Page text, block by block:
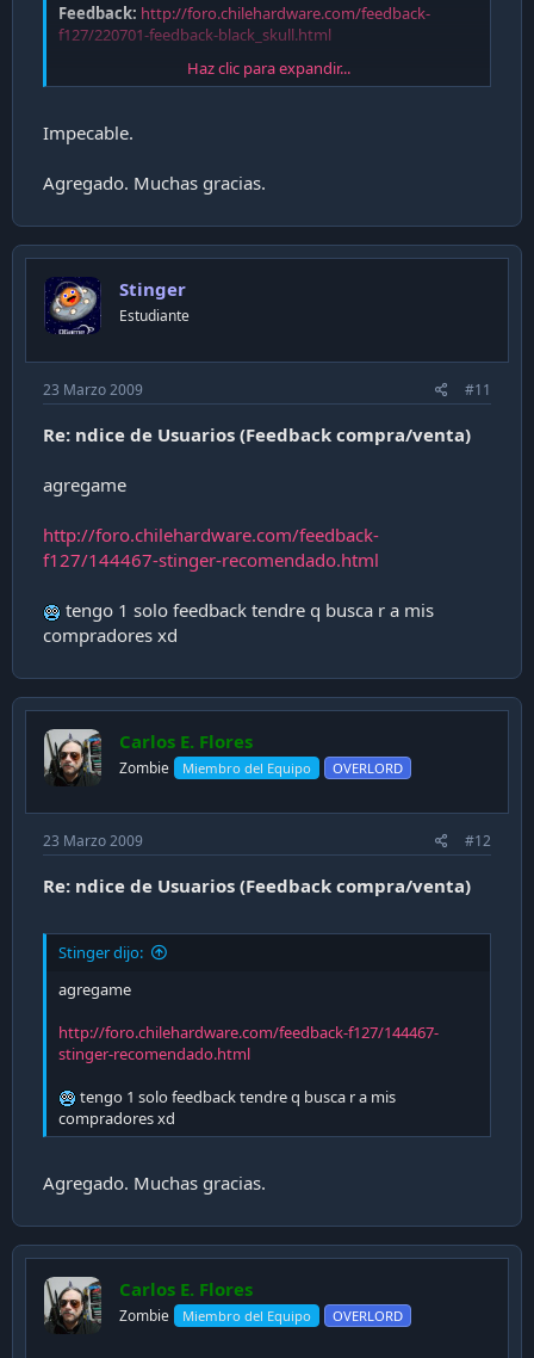
Feedback: http://foro.chilehardware.com/feedback-
f127/220701-feedback-black_skull.html
Gracias de antemano.
Haz clic para expandir...
Impecable.
Agregado. Muchas gracias.
Stinger
Estudiante
23 Marzo 2009 #11
Re: ndice de Usuarios (Feedback compra/venta)
agregame
http://foro.chilehardware.com/feedback-
f127/144467-stinger-recomendado.html
tengo 1 solo feedback tendre q busca r a mis
compradores xd
Carlos E. Flores
Zombie Miembro del Equipo OVERLORD
23 Marzo 2009 #12
Re: ndice de Usuarios (Feedback compra/venta)
Stinger dijo:
agregame
http://foro.chilehardware.com/feedback-f127/144467-
stinger-recomendado.html
tengo 1 solo feedback tendre q busca r a mis
compradores xd
Agregado. Muchas gracias.
Carlos E. Flores
Zombie Miembro del Equipo OVERLORD